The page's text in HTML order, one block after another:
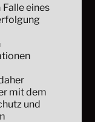
eines
mit dem
und